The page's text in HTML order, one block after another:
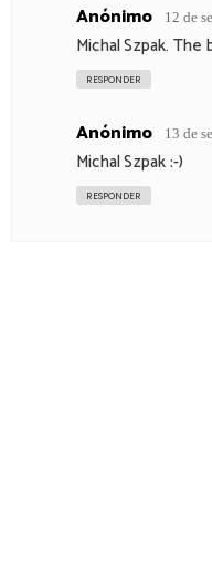
Anónimo 12 de
Michal Szpak. The
RESPONDER
Anónimo 13 de
Michal Szpak :-)
RESPONDER